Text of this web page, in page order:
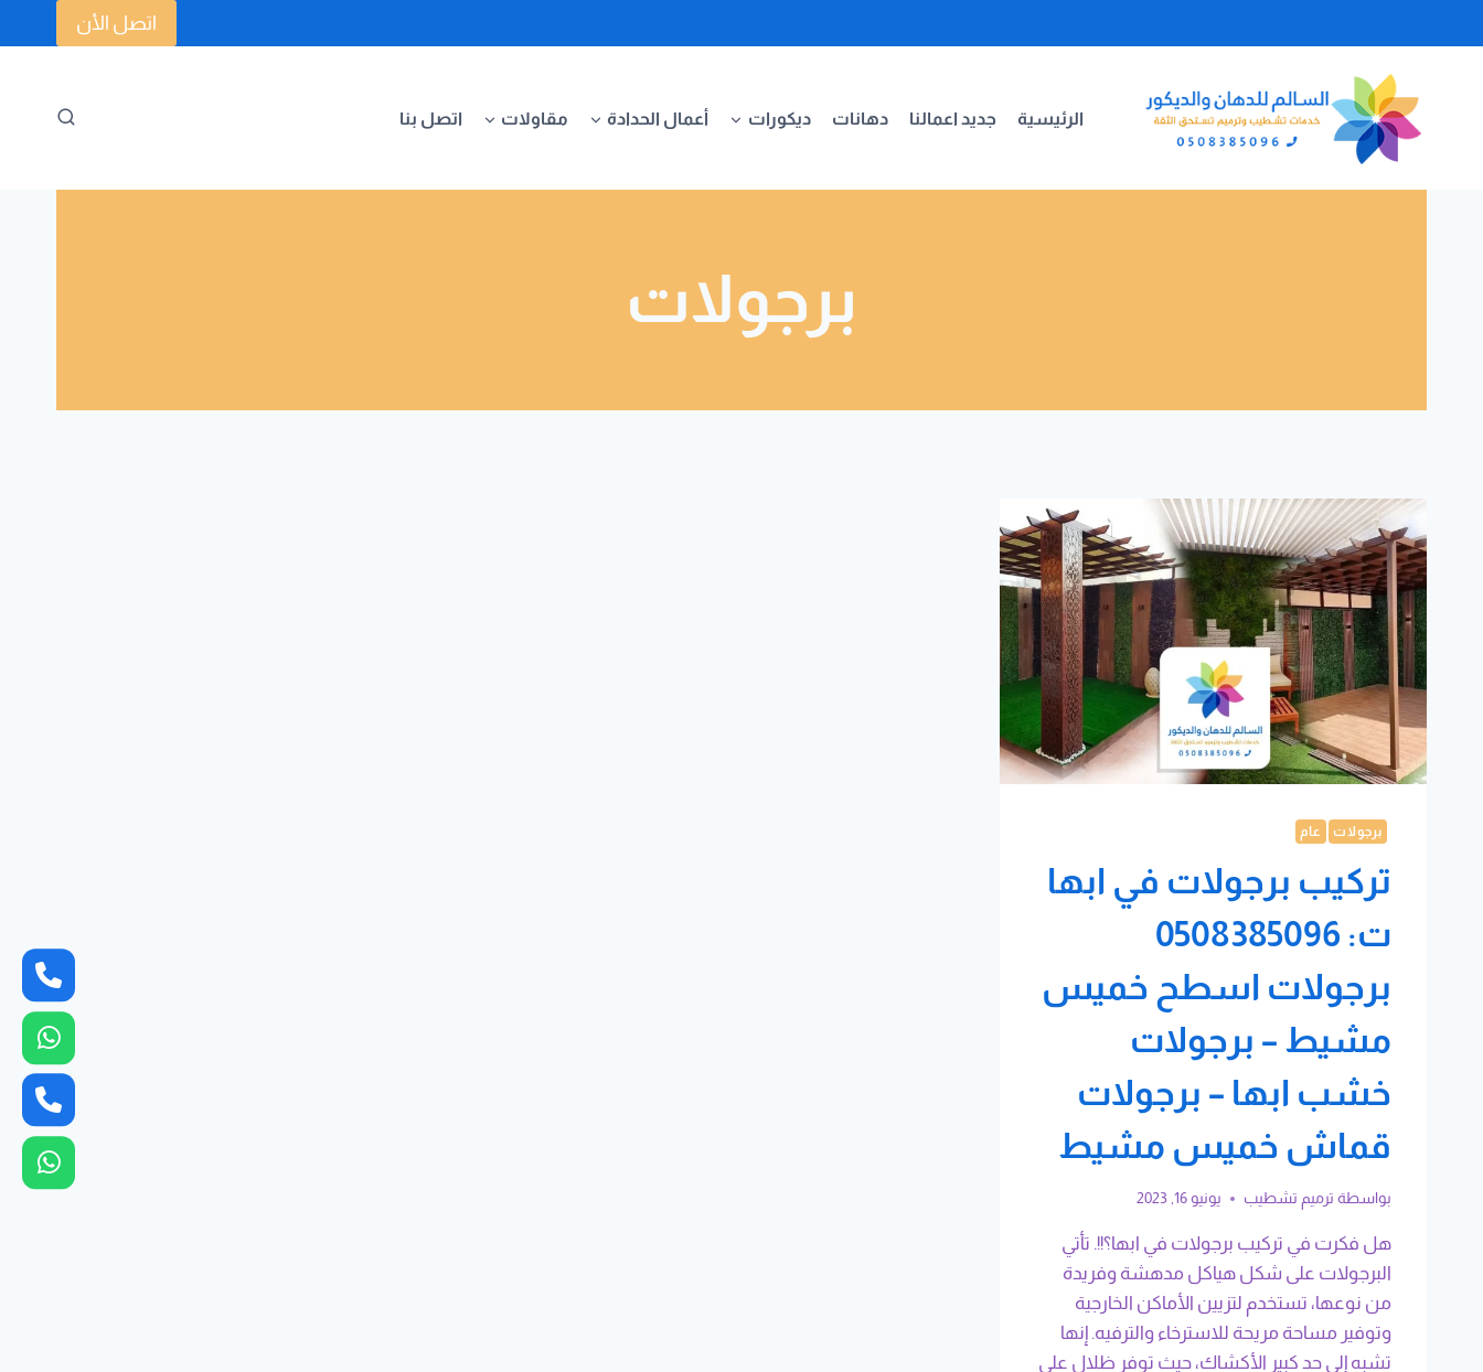
إلى
اتصل الأن
الرئيسية جديد اعمالنا دهانات ديكورات أعمال الحدادة مقاولات اتصل بنا
برجولات
برجولات عام
تركيب برجولات في ابها
ت: 0508385096
برجولات اسطح خميس
مشيط – برجولات
خشب ابها – برجولات
قماش خميس مشيط
بواسطة ترميم تشطيب يونيو 16, 2023
هل فكرت في تركيب برجولات في ابها؟!!. تأتي
البرجولات على شكل هياكل مدهشة وفريدة
من نوعها، تستخدم لتزيين الأماكن الخارجية
وتوفير مساحة مريحة للاسترخاء والترفيه. إنها
تشبه إلى حد كبير الأكشاك، حيث توفر ظلال على